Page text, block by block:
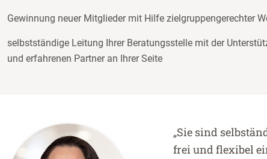
Gewinnung neuer Mitglieder mit Hilfe zielgruppengerechter
selbstständige Leitung Ihrer Beratungsstelle mit der
und erfahrenen Partner an Ihrer Seite
„Sie sind
frei und flexibel